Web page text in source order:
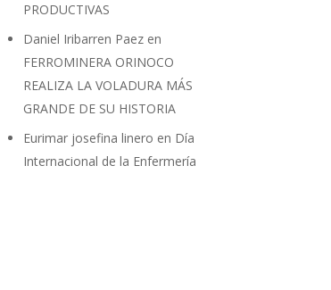
PRODUCTIVAS
Daniel Iribarren Paez en
FERROMINERA ORINOCO
REALIZA LA VOLADURA MÁS
GRANDE DE SU HISTORIA
Eurimar josefina linero en Día
Internacional de la Enfermería